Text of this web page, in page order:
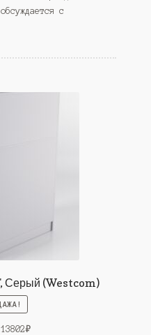
с
(Westcom)
13802₽Текущая